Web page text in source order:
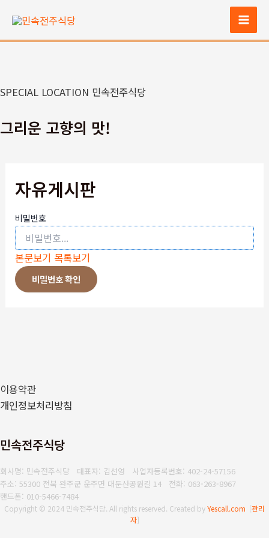
츠
너
기
Main
SPECIAL LOCATION 민속전주식당
그리운 고향의 맛!
자유게시판
비밀번호
본문보기 목록보기
비밀번호 확인
이용약관
개인정보처리방침
민속전주식당
회사명: 민속전주식당 대표자: 김선영 사업자등록번호: 402-24-57156
주소: 55300 전북 완주군 운주면 대둔산공원길 14 전화: 063-263-8967
핸드폰: 010-5466-7484
Copyright © 2024 민속전주식당. All rights reserved. Created byYescall.com [관리
자]